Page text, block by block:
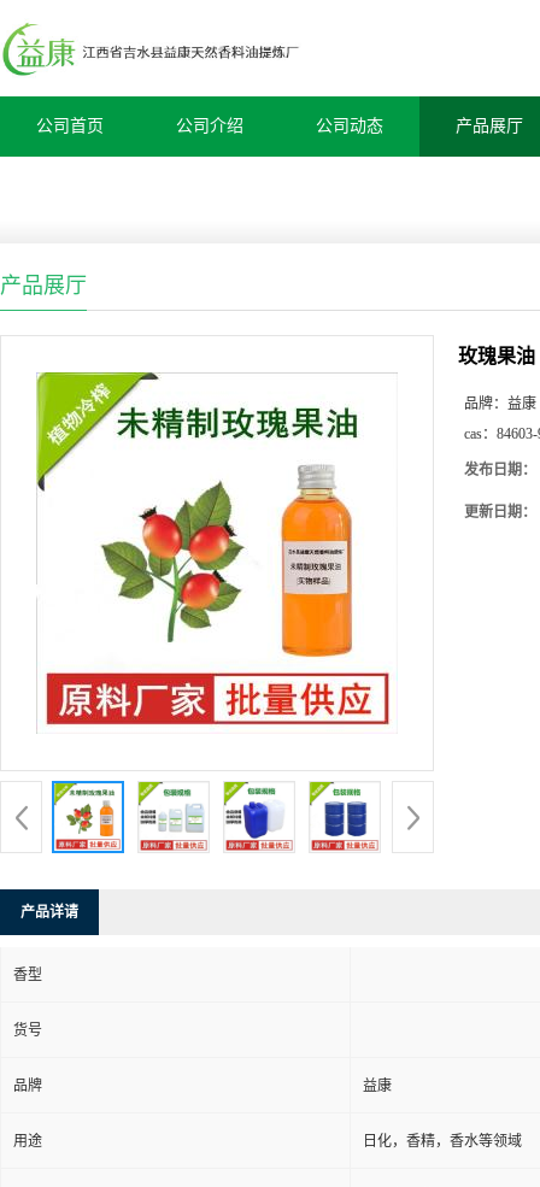
公司首页 公司介绍 公司动态 产品展厅
产品展厅
玫瑰果油
品牌： 益康
cas：
发布日期：
更新日期：
产品详请
香型
货号
品牌 益康
用途 日化，香精，香水等领域